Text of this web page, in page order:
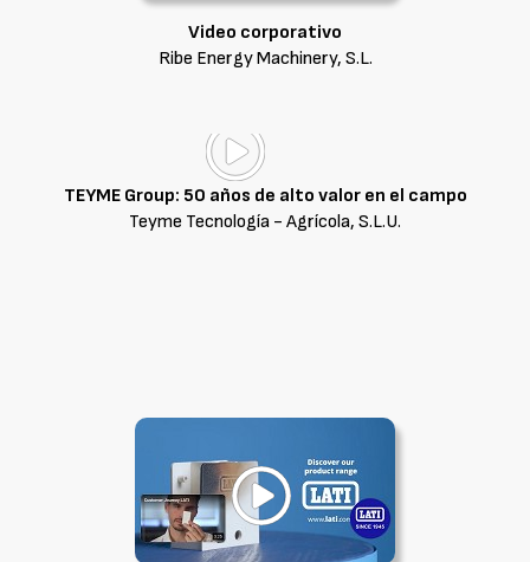
Video corporativo
Ribe Energy Machinery, S.L.
TEYME Group: 50 años de alto valor en el campo
Teyme Tecnología - Agrícola, S.L.U.